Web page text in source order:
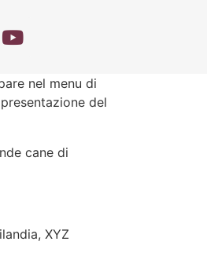
nel menu di
del
cane di
XYZ